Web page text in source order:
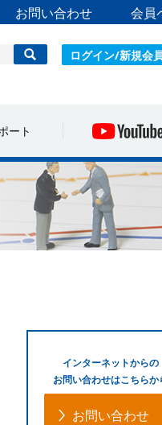
お問い合わせ 会員
ログイン/新規会
ート
インターネットからの
お問い合わせはこちらか
お問い合わせ